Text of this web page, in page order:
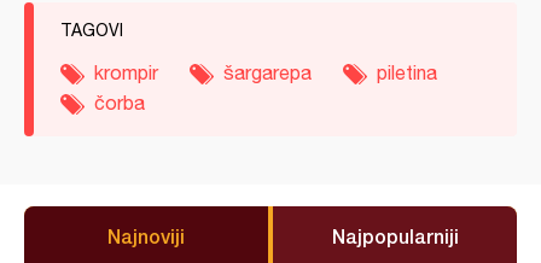
TAGOVI
krompir šargarepa
piletina
čorba
Najnoviji Najpopularniji